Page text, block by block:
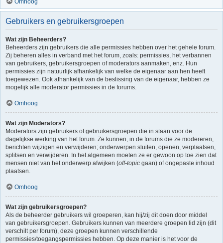
Omhoog
Gebruikers en gebruikersgroepen
Wat zijn Beheerders?
Beheerders zijn gebruikers die alle permissies hebben over het gehele forum.
Zij beheren alles in verband met het forum, zoals: permissies, het verbannen
van gebruikers, gebruikersgroepen of moderators aanmaken, enz. Hun
permissies zijn natuurlijk afhankelijk van welke de eigenaar aan hen heeft
toegewezen. Ook afhankelijk van de beslissing van de eigenaar, hebben ze
mogelijk alle moderator permissies in de forums.
Omhoog
Wat zijn Moderators?
Moderators zijn gebruikers of gebruikersgroepen die in staan voor de
dagelijkse werking van het forum. Ze kunnen, in de forums die ze modereren,
berichten wijzigen en verwijderen; onderwerpen sluiten, openen, verplaatsen,
splitsen en verwijderen. In het algemeen moeten ze er gewoon op toe zien dat
mensen niet van het onderwerp afwijken (off-topic gaan) of ongepaste inhoud
plaatsen.
Omhoog
Wat zijn gebruikersgroepen?
Als de beheerder gebruikers wil groeperen, kan hij/zij dit doen door middel
van gebruikersgroepen. Gebruikers kunnen van meerdere groepen lid zijn (dit
verschilt per forum), deze groepen kunnen verschillende
permissies/toegangspermissies hebben. Op deze manier is het voor de